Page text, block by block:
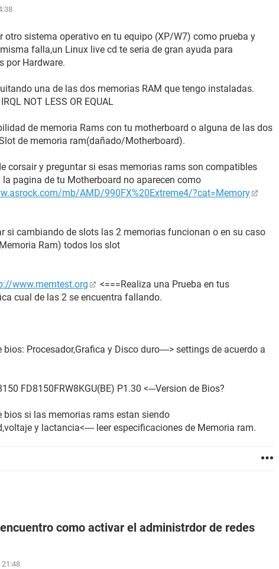
otro sistema operativo en tu equipo (XP/W7) como prueba y
falla,un Linux live cd te seria de gran ayuda para
por Hardware.
una de las dos memorias RAM que tengo instaladas.
NOT LESS OR EQUAL
de memoria Rams con tu motherboard o alguna de las dos
de memoria ram(dañado/Motherboard).
corsair y preguntar si esas memorias rams son compatibles
pagina de tu Motherboard no aparecen como
mb/AMD/990FX%20Extreme4/?cat=Memory
si cambiando de slots las 2 memorias funcionan o en su caso
Ram) todos los slot
www.memtest.org
<===Realiza una Prueba en tus
cual de las 2 se encuentra fallando.
Procesador,Grafica y Disco duro----> settings de acuerdo a
FD8150FRW8KGU(BE) P1.30 <---Version de Bios?
bios si las memorias rams estan siendo
y lactancia<---- leer especificaciones de Memoria ram.
como activar el administrdor de redes
21:48